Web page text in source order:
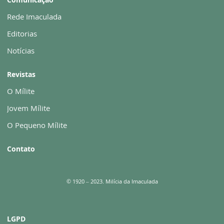
Rede Imaculada
Editorias
Notícias
Revistas
O Mílite
Jovem Mílite
O Pequeno Mílite
Contato
© 1920 – 2023. Milícia da Imaculada
LGPD